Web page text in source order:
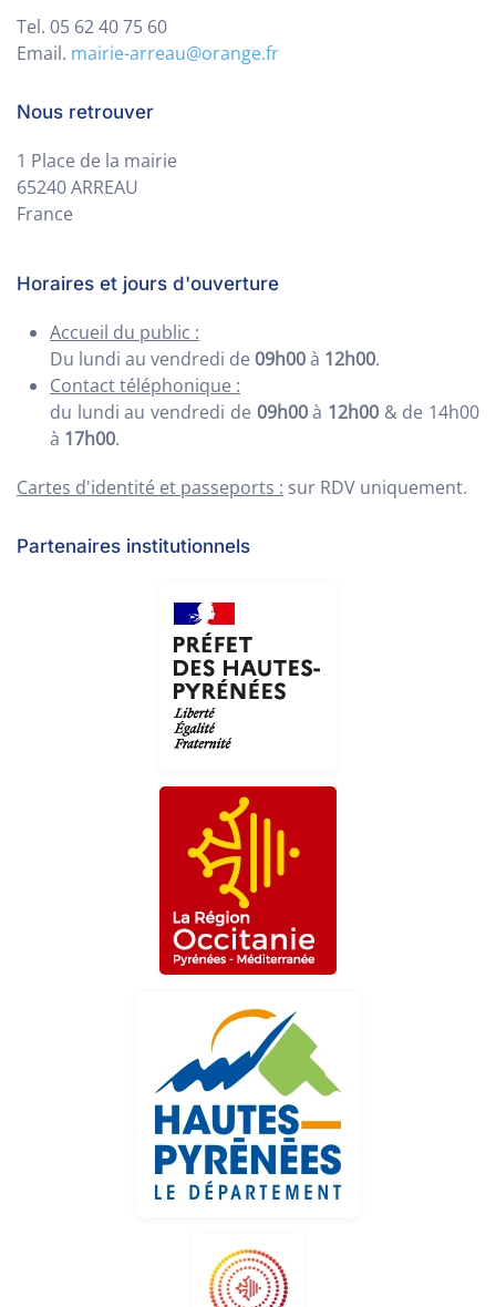
Tel. 05 62 40 75 60
Email. mairie-arreau@orange.fr
Nous retrouver
1 Place de la mairie
65240 ARREAU
France
Horaires et jours d'ouverture
Accueil du public :
Du lundi au vendredi de 09h00à 12h00.
Contact téléphonique :
du lundi au vendredi de 09h00à 12h00& de 14h00
à 17h00.
Cartes d'identité et passeports : sur RDV uniquement.
Partenaires institutionnels